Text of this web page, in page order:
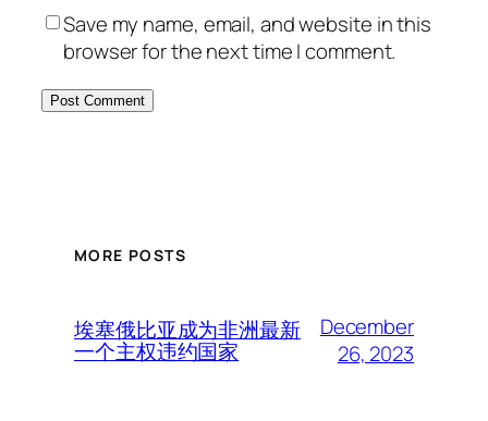
Save my name, email, and website in this
browser for the next time I comment.
MORE POSTS
埃塞俄比亚成为非洲最新
一个主权违约国家
December
26, 2023